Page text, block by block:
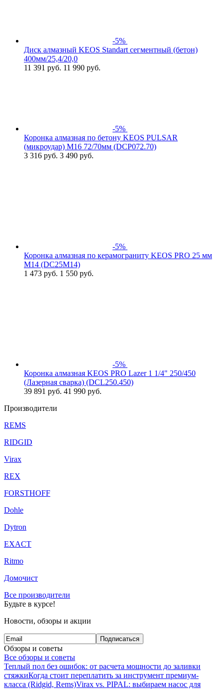
-5%
Диск алмазный KEOS Standart сегментный (бетон)
400мм/25,4/20,0
11 391 руб. 11 990 руб.
-5%
Коронка алмазная по бетону KEOS PULSAR
(микроудар) М16 72/70мм (DCP072.70)
3 316 руб. 3 490 руб.
-5%
Коронка алмазная по керамограниту KEOS PRO 25 мм
M14 (DC25M14)
1 473 руб. 1 550 руб.
-5%
Коронка алмазная KEOS PRO Lazer 1 1/4" 250/450
(Лазерная сварка) (DCL250.450)
39 891 руб. 41 990 руб.
Производители
REMS
RIDGID
Virax
REX
FORSTHOFF
Dohle
Dytron
EXACT
Ritmo
Домочист
Все производители
Будьте в курсе!
Новости, обзоры и акции
Подписаться
Обзоры и советы
Все обзоры и советы
Теплый пол без ошибок: от расчета мощности до заливки
стяжкиКогда стоит переплатить за инструмент премиум-
класса (Ridgid, Rems)Virax vs. PIPAL: выбираем насос для